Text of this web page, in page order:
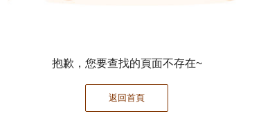
抱歉，您要查找的頁面不存在~
返回首頁